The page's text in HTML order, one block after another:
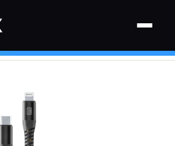
Tetra Force 60W 2 m